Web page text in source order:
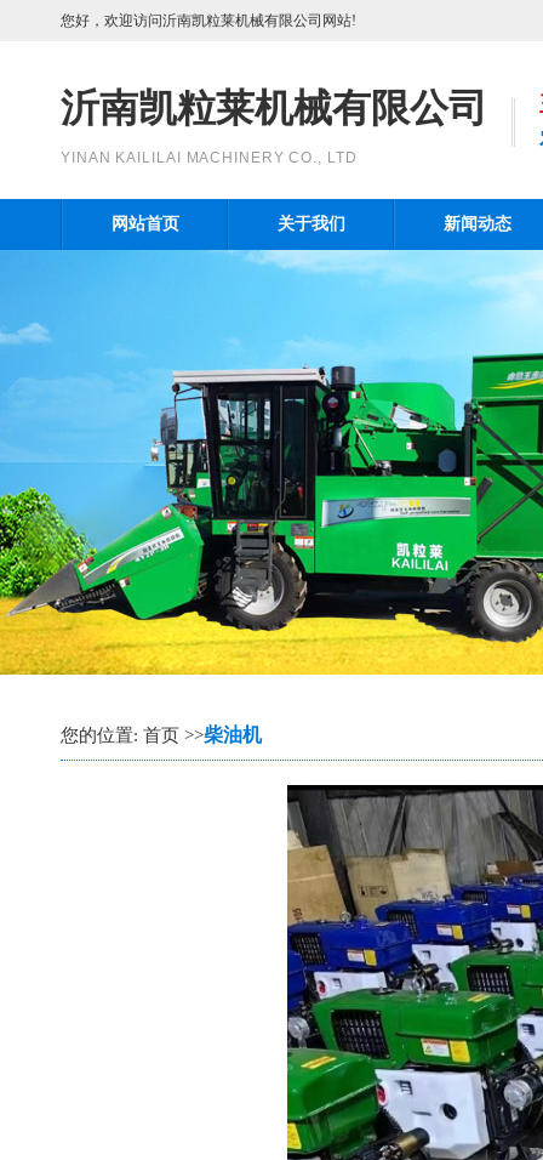
您好，欢迎访问沂南凯粒莱机械有限公司网站!
沂南凯粒莱机械有限公司
YINAN KAILILAI MACHINERY CO., LTD
网站首页 关于我们 新闻动态
您的位置: 首页 >>柴油机